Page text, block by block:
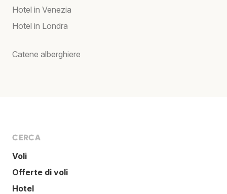
Hotel in Venezia
Hotel in Londra
Catene alberghiere
CERCA
Voli
Offerte di voli
Hotel